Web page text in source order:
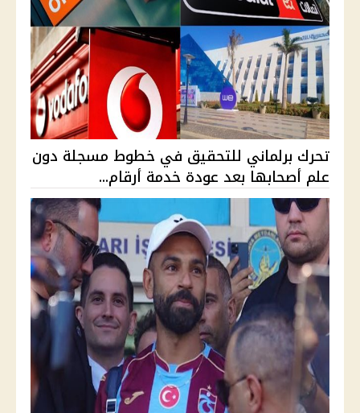
تحرك برلماني للتحقيق في خطوط مسجلة دون
علم أصحابها بعد عودة خدمة أرقام...